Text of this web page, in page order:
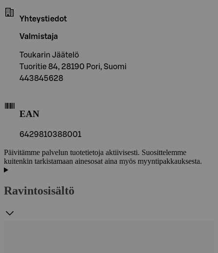
Yhteystiedot
Valmistaja
Toukarin Jäätelö
Tuoritie 84, 28190 Pori, Suomi
443845628
EAN
6429810388001
Päivitämme palvelun tuotetietoja aktiivisesti. Suosittelemme
kuitenkin tarkistamaan ainesosat aina myös myyntipakkauksesta.
Ravintosisältö